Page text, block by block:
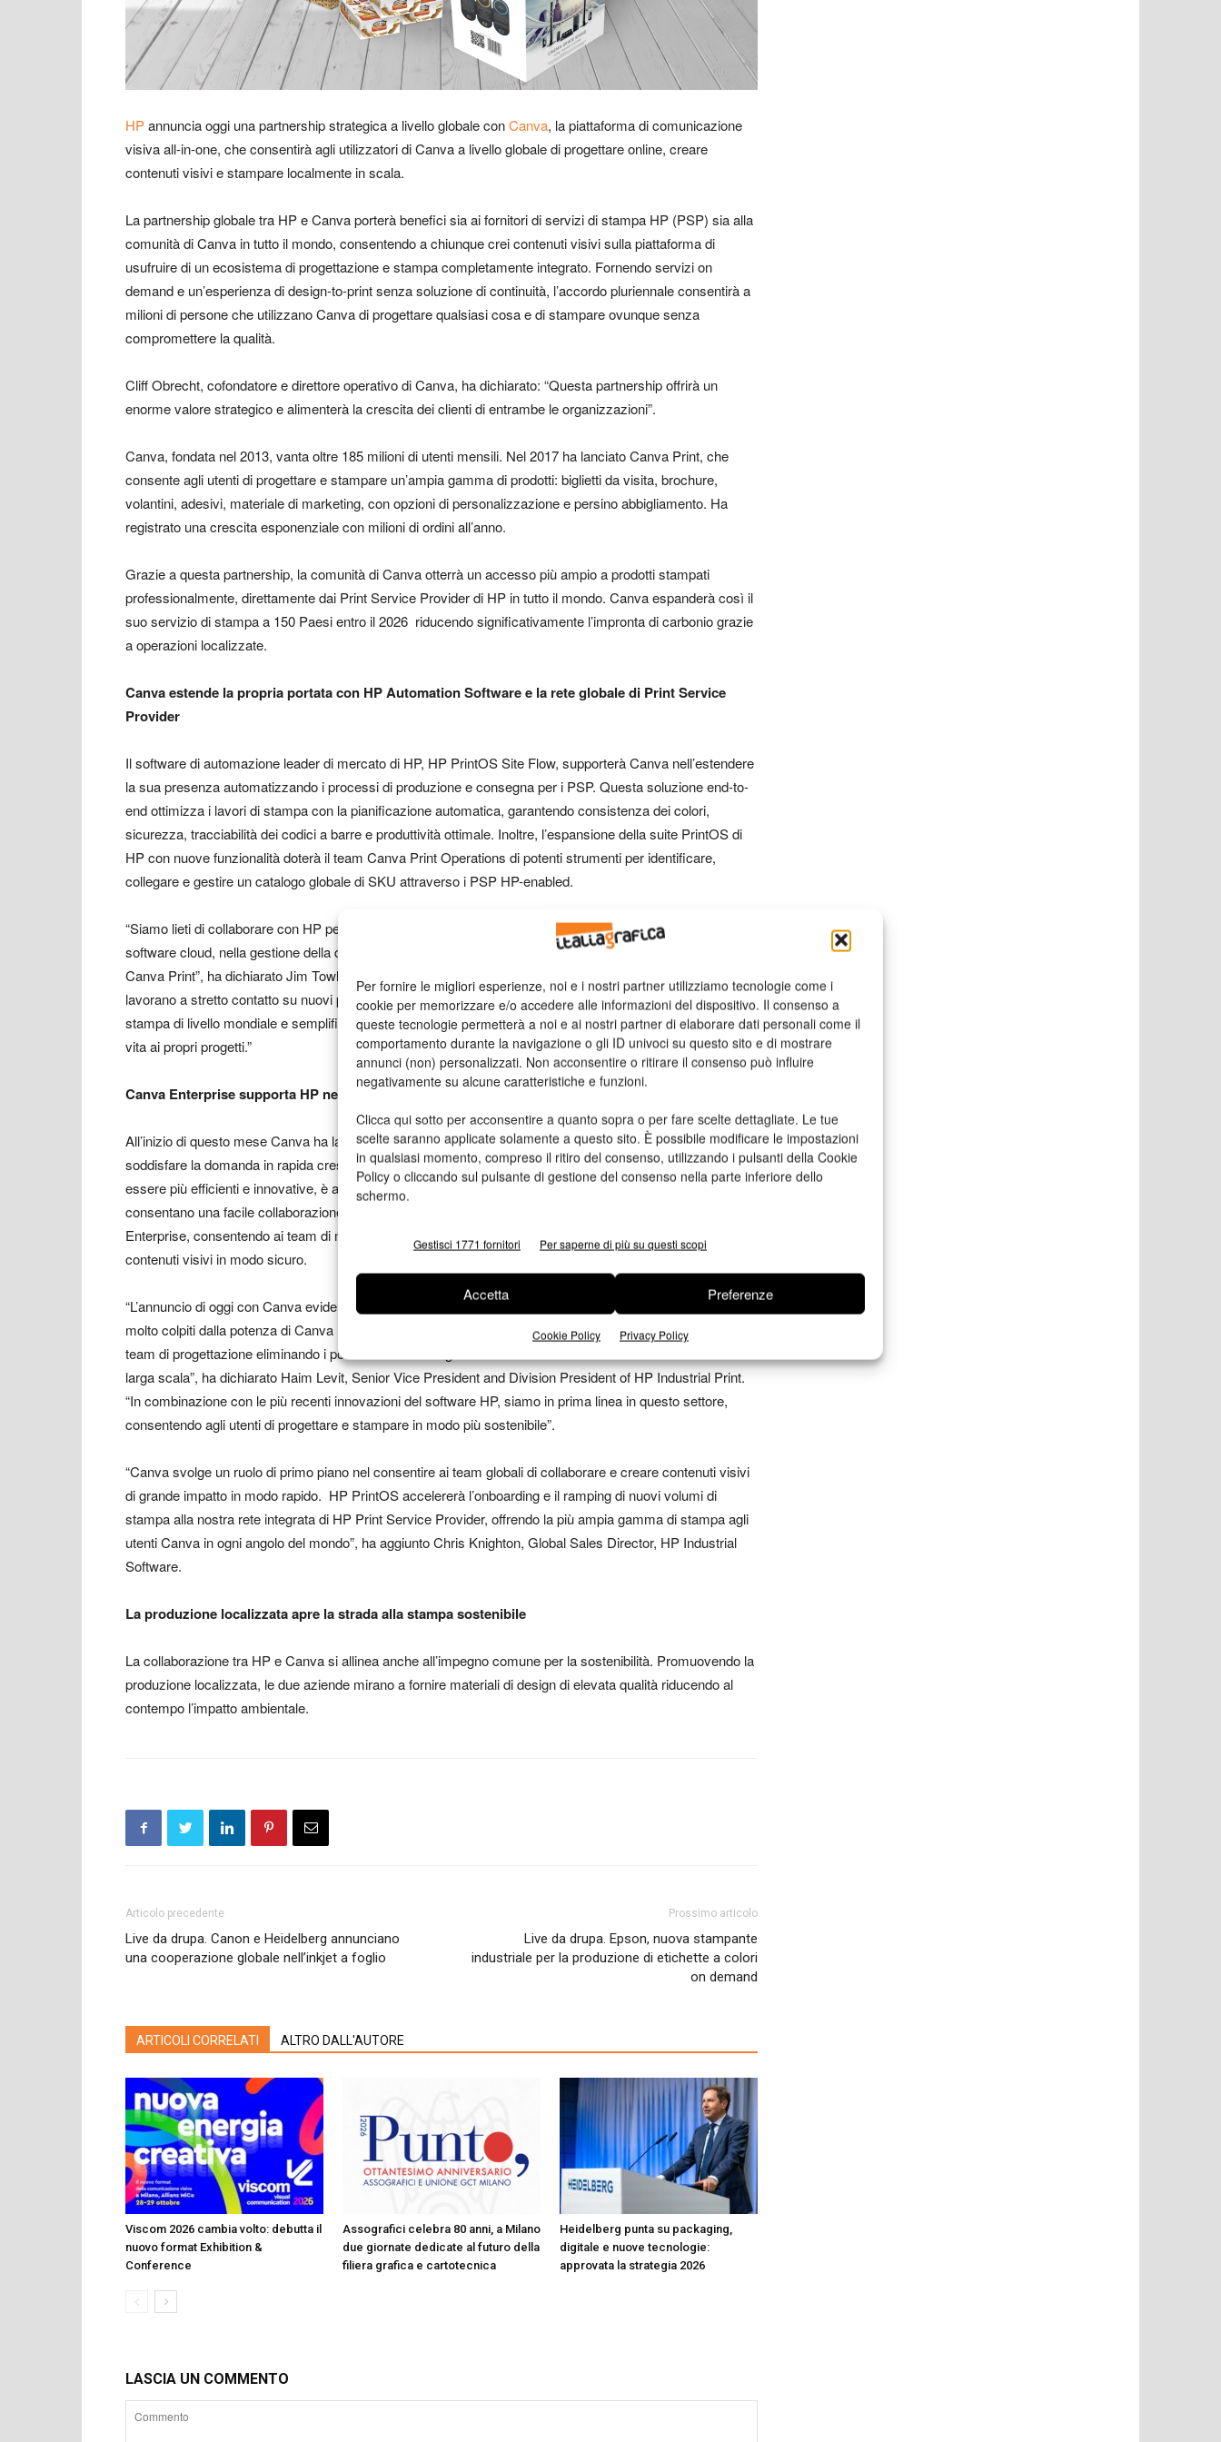
Per fornire le migliori esperienze, noi e i nostri partner utilizziamo tecnologie come i
cookie per memorizzare e/o accedere alle informazioni del dispositivo. Il consenso a
queste tecnologie permetterà a noi e ai nostri partner di elaborare dati personali come il
comportamento durante la navigazione o gli ID univoci su questo sito e di mostrare
annunci (non) personalizzati. Non acconsentire o ritirare il consenso può influire
negativamente su alcune caratteristiche e funzioni.
Clicca qui sotto per acconsentire a quanto sopra o per fare scelte dettagliate. Le tue
scelte saranno applicate solamente a questo sito. È possibile modificare le impostazioni
in qualsiasi momento, compreso il ritiro del consenso, utilizzando i pulsanti della Cookie
Policy o cliccando sul pulsante di gestione del consenso nella parte inferiore dello
schermo.
Gestisci 1771 fornitori Per saperne di più su questi scopi
Accetta Preferenze
Cookie Policy Privacy Policy
HPannuncia oggi una partnership strategica a livello globale conCanva, la piattaforma di comunicazione
visiva all-in-one, che consentirà agli utilizzatori di Canva a livello globale di progettare online, creare
contenuti visivi e stampare localmente in scala.
La partnership globale tra HP e Canva porterà benefici sia ai fornitori di servizi di stampa HP (PSP) sia alla
comunità di Canva in tutto il mondo, consentendo a chiunque crei contenuti visivi sulla piattaforma di
usufruire di un ecosistema di progettazione e stampa completamente integrato. Fornendo servizi on
demand e un’esperienza di design-to-print senza soluzione di continuità, l’accordo pluriennale consentirà a
milioni di persone che utilizzano Canva di progettare qualsiasi cosa e di stampare ovunque senza
compromettere la qualità.
Cliff Obrecht, cofondatore e direttore operativo di Canva, ha dichiarato: “Questa partnership offrirà un
enorme valore strategico e alimenterà la crescita dei clienti di entrambe le organizzazioni”.
Canva, fondata nel 2013, vanta oltre 185 milioni di utenti mensili. Nel 2017 ha lanciato Canva Print, che
consente agli utenti di progettare e stampare un’ampia gamma di prodotti: biglietti da visita, brochure,
volantini, adesivi, materiale di marketing, con opzioni di personalizzazione e persino abbigliamento. Ha
registrato una crescita esponenziale con milioni di ordini all’anno.
Grazie a questa partnership, la comunità di Canva otterrà un accesso più ampio a prodotti stampati
professionalmente, direttamente dai Print Service Provider di HP in tutto il mondo. Canva espanderà così il
suo servizio di stampa a 150 Paesi entro il 2026 riducendo significativamente l’impronta di carbonio grazie
a operazioni localizzate.
Canva estende la propria portata con HP Automation Software e la rete globale di Print Service
Provider
Il software di automazione leader di mercato di HP, HP PrintOS Site Flow, supporterà Canva nell’estendere
la sua presenza automatizzando i processi di produzione e consegna per i PSP. Questa soluzione end-to-
end ottimizza i lavori di stampa con la pianificazione automatica, garantendo consistenza dei colori,
sicurezza, tracciabilità dei codici a barre e produttività ottimale. Inoltre, l’espansione della suite PrintOS di
HP con nuove funzionalità doterà il team Canva Print Operations di potenti strumenti per identificare,
collegare e gestire un catalogo globale di SKU attraverso i PSP HP-enabled.
“Siamo lieti di collaborare con HP per accelerare l’espansione di Canva Print. Le innovazioni di HP nel
software cloud, nella gestione della qualità e nella stampa digitale sono state il fulcro dell’espansione di
Canva Print”, ha dichiarato Jim Towle, Head of Print and Partnerships di Canva. “Con i nostri team che
lavorano a stretto contatto su nuovi prodotti e su ulteriori sedi PSP, possiamo ampliare le nostre capacità di
stampa di livello mondiale e semplificare al massimo la possibilità per la nostra community globale di dare
vita ai propri progetti.”
Canva Enterprise supporta HP nella comunicazione visiva su larga scala
All’inizio di questo mese Canva ha lanciato Canva Enterprise, una nuova opzione di abbonamento per
soddisfare la domanda in rapida crescita delle grandi aziende. Con le imprese di tutto il mondo che devono
essere più efficienti e innovative, è aumentata la richiesta di piattaforme di comunicazione visiva che
consentano una facile collaborazione e interoperabilità. Nell’ambito dell’accordo, HP implementerà Canva
Enterprise, consentendo ai team di marketing e vendita globali di HP di creare, collaborare e pubblicare
contenuti visivi in modo sicuro.
“L’annuncio di oggi con Canva evidenzia l’impegno di HP in partnership di questa importanza. Siamo rimasti
molto colpiti dalla potenza di Canva Enterprise e non vediamo l’ora di aumentare la produttività del nostro
team di progettazione eliminando i possibili colli di bottiglia che ostacolano la creazione di contenuti visivi su
larga scala”, ha dichiarato Haim Levit, Senior Vice President and Division President of HP Industrial Print.
“In combinazione con le più recenti innovazioni del software HP, siamo in prima linea in questo settore,
consentendo agli utenti di progettare e stampare in modo più sostenibile”.
“Canva svolge un ruolo di primo piano nel consentire ai team globali di collaborare e creare contenuti visivi
di grande impatto in modo rapido. HP PrintOS accelererà l’onboarding e il ramping di nuovi volumi di
stampa alla nostra rete integrata di HP Print Service Provider, offrendo la più ampia gamma di stampa agli
utenti Canva in ogni angolo del mondo”, ha aggiunto Chris Knighton, Global Sales Director, HP Industrial
Software.
La produzione localizzata apre la strada alla stampa sostenibile
La collaborazione tra HP e Canva si allinea anche all’impegno comune per la sostenibilità. Promuovendo la
produzione localizzata, le due aziende mirano a fornire materiali di design di elevata qualità riducendo al
contempo l’impatto ambientale.
Articolo precedente
Live da drupa. Canon e Heidelberg annunciano
una cooperazione globale nell’inkjet a foglio
Prossimo articolo
Live da drupa. Epson, nuova stampante
industriale per la produzione di etichette a colori
on demand
ARTICOLI CORRELATI ALTRO DALL'AUTORE
Viscom 2026 cambia volto: debutta il
nuovo format Exhibition &
Conference
Assografici celebra 80 anni, a Milano
due giornate dedicate al futuro della
filiera grafica e cartotecnica
Heidelberg punta su packaging,
digitale e nuove tecnologie:
approvata la strategia 2026
LASCIA UN COMMENTO